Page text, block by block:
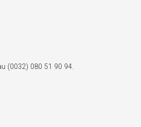
(0032) 080 51 90 94.